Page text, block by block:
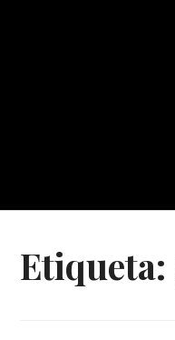
Etiqueta: